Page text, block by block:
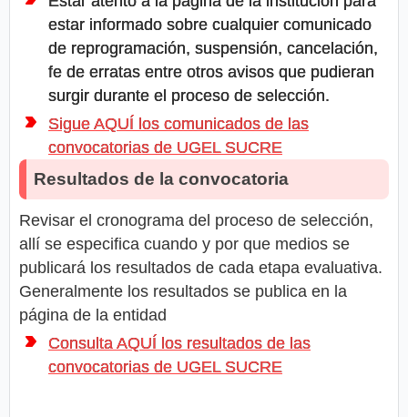
estar informado sobre cualquier comunicado
de reprogramación, suspensión, cancelación,
fe de erratas entre otros avisos que pudieran
surgir durante el proceso de selección.
Sigue AQUÍ los comunicados de las
convocatorias de UGEL SUCRE
Resultados de la convocatoria
Revisar el cronograma del proceso de selección,
allí se especifica cuando y por que medios se
publicará los resultados de cada etapa evaluativa.
Generalmente los resultados se publica en la
página de la entidad
Consulta AQUÍ los resultados de las
convocatorias de UGEL SUCRE